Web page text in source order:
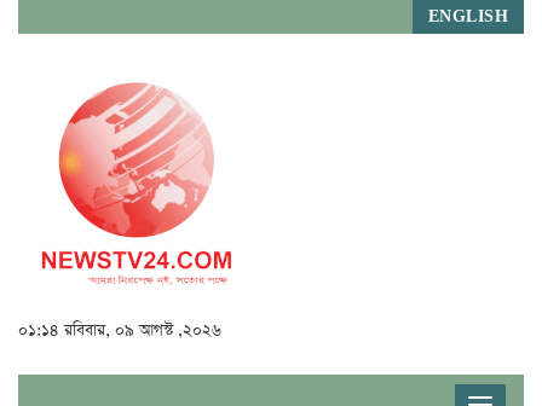
ENGLISH
০১:১৪ রবিবার, ০৯ আগস্ট ,২০২৬